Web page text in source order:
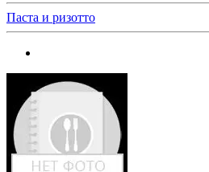
Паста и ризотто